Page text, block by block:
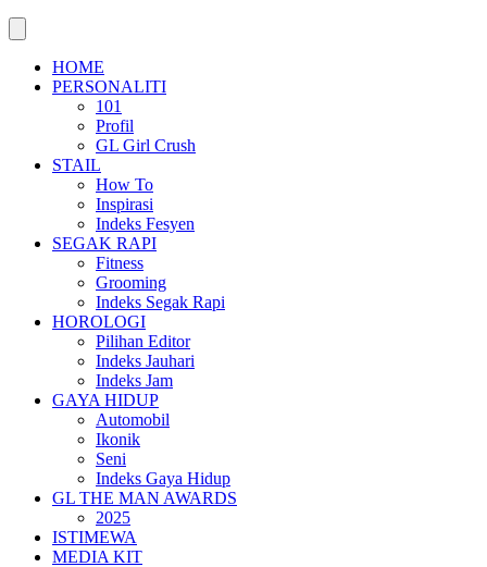
HOME
PERSONALITI
101
Profil
GL Girl Crush
STAIL
How To
Inspirasi
Indeks Fesyen
SEGAK RAPI
Fitness
Grooming
Indeks Segak Rapi
HOROLOGI
Pilihan Editor
Indeks Jauhari
Indeks Jam
GAYA HIDUP
Automobil
Ikonik
Seni
Indeks Gaya Hidup
GL THE MAN AWARDS
2025
ISTIMEWA
MEDIA KIT